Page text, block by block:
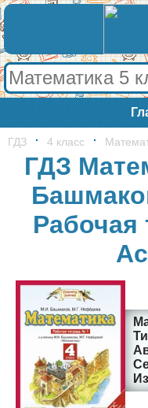
ГДЗ 4 класс
ГДЗ
Рабочая